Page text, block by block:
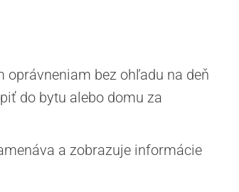
bez ohľadu na deň
do bytu alebo domu za
a zobrazuje informácie